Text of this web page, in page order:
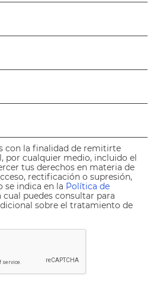
con la finalidad de remitirte
por cualquier medio, incluido el
tus derechos en materia de
rectificación o supresión,
indica en la Política de
cual puedes consultar para
sobre el tratamiento de